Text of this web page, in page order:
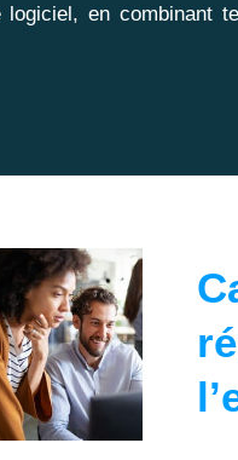
en combinant